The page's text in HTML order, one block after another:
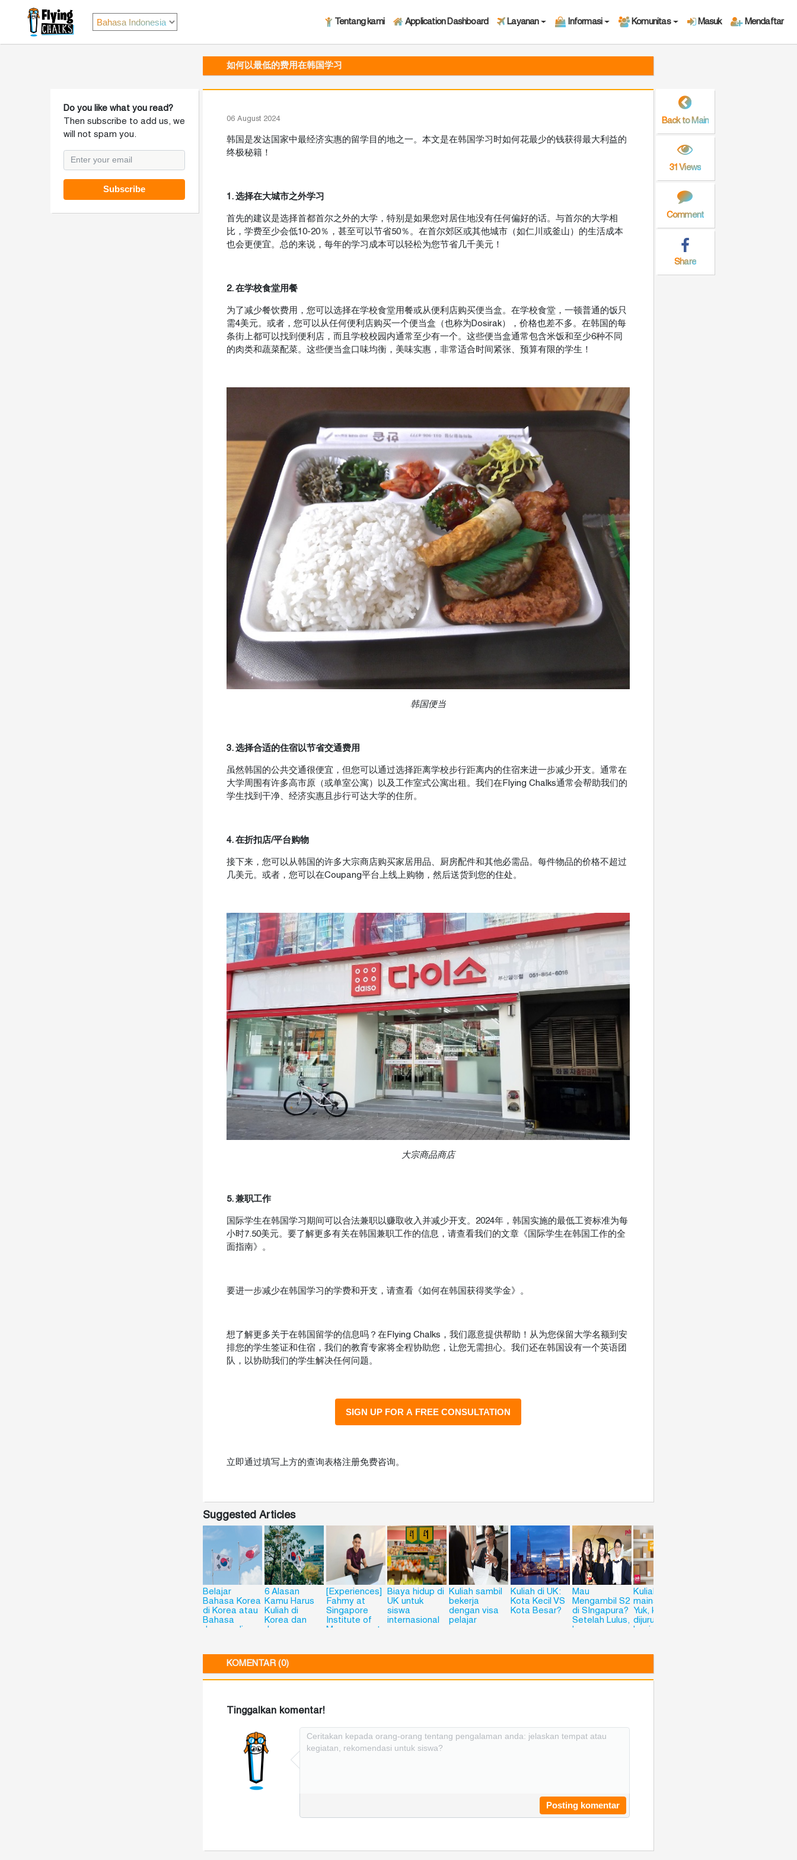
Tentang kami Application Dashboard Layanan Informasi Komunitas Masuk Mendaftar
如何以最低的费用在韩国学习
Do you like what you read?
Then subscribe to add us, we
will not spam you.
Subscribe
06 August 2024
韩国是发达国家中最经济实惠的留学目的地之一。本文是在韩国学习时如何花最少的钱获得最大利益的
终极秘籍！
1. 选择在大城市之外学习
首先的建议是选择首都首尔之外的大学，特别是如果您对居住地没有任何偏好的话。与首尔的大学相
比，学费至少会低10-20％，甚至可以节省50％。在首尔郊区或其他城市（如仁川或釜山）的生活成本
也会更便宜。总的来说，每年的学习成本可以轻松为您节省几千美元！
2. 在学校食堂用餐
为了减少餐饮费用，您可以选择在学校食堂用餐或从便利店购买便当盒。在学校食堂，一顿普通的饭只
需4美元。或者，您可以从任何便利店购买一个便当盒（也称为Dosirak），价格也差不多。在韩国的每
条街上都可以找到便利店，而且学校校园内通常至少有一个。这些便当盒通常包含米饭和至少6种不同
的肉类和蔬菜配菜。这些便当盒口味均衡，美味实惠，非常适合时间紧张、预算有限的学生！
韩国便当
3. 选择合适的住宿以节省交通费用
虽然韩国的公共交通很便宜，但您可以通过选择距离学校步行距离内的住宿来进一步减少开支。通常在
大学周围有许多高市原（或单室公寓）以及工作室式公寓出租。我们在Flying Chalks通常会帮助我们的
学生找到干净、经济实惠且步行可达大学的住所。
4. 在折扣店/平台购物
接下来，您可以从韩国的许多大宗商店购买家居用品、厨房配件和其他必需品。每件物品的价格不超过
几美元。或者，您可以在Coupang平台上线上购物，然后送货到您的住处。
大宗商品商店
5. 兼职工作
国际学生在韩国学习期间可以合法兼职以赚取收入并减少开支。2024年，韩国实施的最低工资标准为每
小时7.50美元。要了解更多有关在韩国兼职工作的信息，请查看我们的文章《国际学生在韩国工作的全
面指南》。
要进一步减少在韩国学习的学费和开支，请查看《如何在韩国获得奖学金》。
想了解更多关于在韩国留学的信息吗？在Flying Chalks，我们愿意提供帮助！从为您保留大学名额到安
排您的学生签证和住宿，我们的教育专家将全程协助您，让您无需担心。我们还在韩国设有一个英语团
队，以协助我们的学生解决任何问题。
立即通过填写上方的查询表格注册免费咨询。
Back to Main
31 Views
Comment
Share
Suggested Articles
Belajar
Bahasa Korea
di Korea atau
Bahasa
Jepang di
Flying Chalks!
6 Alasan
Kamu Harus
Kuliah di
Korea dan
Jepang
[Experiences]
Fahmy at
Singapore
Institute of
Management
Biaya hidup di
UK untuk
siswa
internasional
Kuliah sambil
bekerja
dengan visa
pelajar
Kuliah di UK:
Kota Kecil VS
Kota Besar?
Mau
Mengambil S2
di SIngapura?
Setelah Lulus,
Langsung
Kuliah anti
mainstream?
Yuk, kuliah
dijurusan
Logistic and
Siingapore
KOMENTAR (0)
Tinggalkan komentar!
Posting komentar